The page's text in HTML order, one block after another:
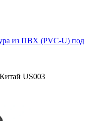
из ПВХ (PVC-U) под
US003